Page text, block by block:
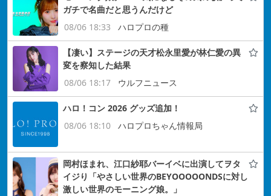
ガチで名曲だと思うんだけど
08/06 18:33
ハロプロの種
【凄い】ステージの天才松永里愛が林仁愛の異
変を察知した結果
08/06 18:17
ウルフニュース
ハロ！コン 2026 グッズ追加！
08/06 18:10
ハロプロちゃん情報局
岡村ほまれ、江口紗耶バーイベに出演してヲタ
イジり「やさしい世界のBEYOOOOONDSに対し
激しい世界のモーニング娘。」